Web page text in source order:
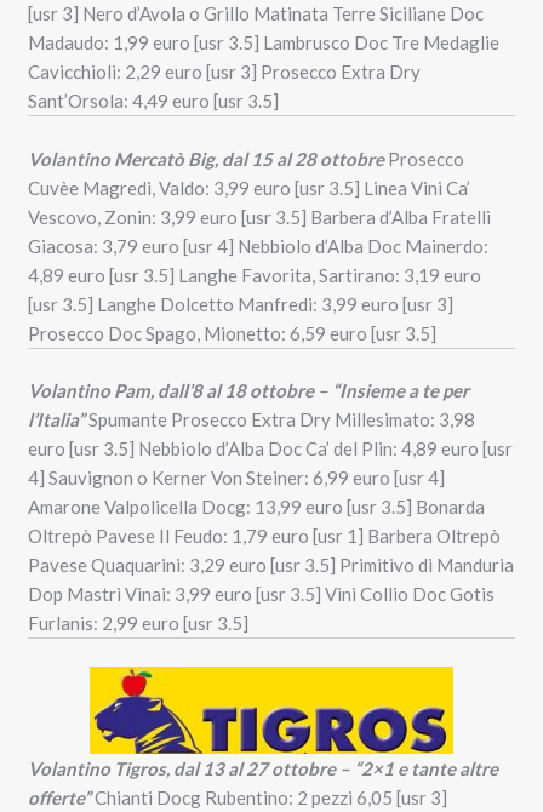
[usr 3] Nero d’Avola o Grillo Matinata Terre Siciliane Doc
Madaudo: 1,99 euro [usr 3.5] Lambrusco Doc Tre Medaglie
Cavicchioli: 2,29 euro [usr 3] Prosecco Extra Dry
Sant’Orsola: 4,49 euro [usr 3.5]
Volantino Mercatò Big, dal 15 al 28 ottobreProsecco
Cuvèe Magredi, Valdo: 3,99 euro [usr 3.5] Linea Vini Ca’
Vescovo, Zonin: 3,99 euro [usr 3.5] Barbera d’Alba Fratelli
Giacosa: 3,79 euro [usr 4] Nebbiolo d’Alba Doc Mainerdo:
4,89 euro [usr 3.5] Langhe Favorita, Sartirano: 3,19 euro
[usr 3.5] Langhe Dolcetto Manfredi: 3,99 euro [usr 3]
Prosecco Doc Spago, Mionetto: 6,59 euro [usr 3.5]
Volantino Pam, dall’8 al 18 ottobre – “Insieme a te per
l’Italia”Spumante Prosecco Extra Dry Millesimato: 3,98
euro [usr 3.5] Nebbiolo d’Alba Doc Ca’ del Plin: 4,89 euro [usr
4] Sauvignon o Kerner Von Steiner: 6,99 euro [usr 4]
Amarone Valpolicella Docg: 13,99 euro [usr 3.5] Bonarda
Oltrepò Pavese Il Feudo: 1,79 euro [usr 1] Barbera Oltrepò
Pavese Quaquarini: 3,29 euro [usr 3.5] Primitivo di Manduria
Dop Mastri Vinai: 3,99 euro [usr 3.5] Vini Collio Doc Gotis
Furlanis: 2,99 euro [usr 3.5]
Volantino Tigros, dal 13 al 27 ottobre – “2×1 e tante altre
offerte”Chianti Docg Rubentino: 2 pezzi 6,05 [usr 3]